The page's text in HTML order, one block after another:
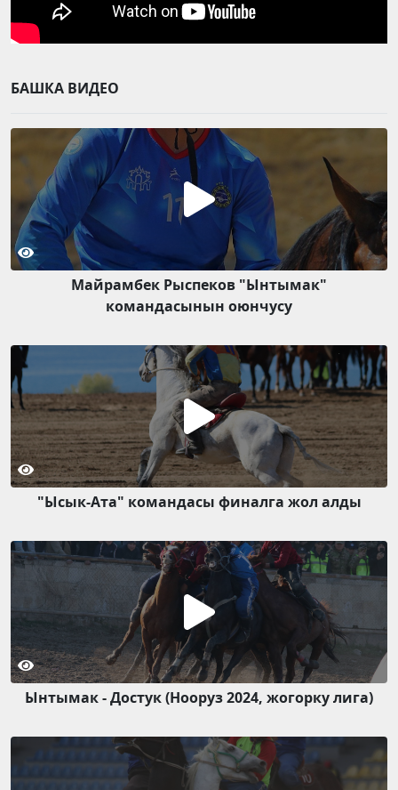
БАШКА ВИДЕО
Майрамбек Рыспеков "Ынтымак"
командасынын оюнчусу
"Ысык-Ата" командасы финалга жол алды
Ынтымак - Достук (Нооруз 2024, жогорку лига)